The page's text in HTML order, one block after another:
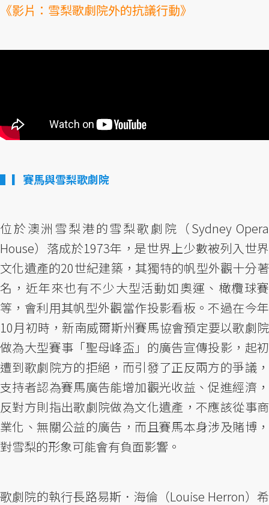
《影片：雪梨歌劇院外的抗議行動》
▎賽馬與雪梨歌劇院
位於澳洲雪梨港的雪梨歌劇院（Sydney Opera
House）落成於1973年，是世界上少數被列入世界
文化遺產的20世紀建築，其獨特的帆型外觀十分著
名，近年來也有不少大型活動如奧運、橄欖球賽
等，會利用其帆型外觀當作投影看板。不過在今年
10月初時，新南威爾斯州賽馬協會預定要以歌劇院
做為大型賽事「聖母峰盃」的廣告宣傳投影，起初
遭到歌劇院方的拒絕，而引發了正反兩方的爭議，
支持者認為賽馬廣告能增加觀光收益、促進經濟，
反對方則指出歌劇院做為文化遺產，不應該從事商
業化、無關公益的廣告，而且賽馬本身涉及賭博，
對雪梨的形象可能會有負面影響。
歌劇院的執行長路易斯．海倫（Louise Herron）希